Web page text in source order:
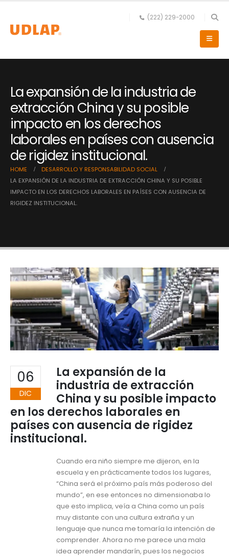
(222) 229-2000
La expansión de la industria de
extracción China y su posible
impacto en los derechos
laborales en países con ausencia
de rigidez institucional.
HOME
DESARROLLO Y RESPONSABILIDAD SOCIAL
LA EXPANSIÓN DE LA INDUSTRIA DE EXTRACCIÓN CHINA Y SU POSIBLE
IMPACTO EN LOS DERECHOS LABORALES EN PAÍSES CON AUSENCIA DE
RIGIDEZ INSTITUCIONAL.
06
DIC
La expansión de la
industria de extracción
China y su posible impacto
en los derechos laborales en
países con ausencia de rigidez
institucional.
Cuando era niño siempre me dijeron, en la
escuela y en prácticamente todos los lugares,
“China será el próximo país más poderoso del
mundo”, en ese entonces no dimensionaba lo
que esto implica, veía a China como un país
muy distante con una cultura extraña y un
lenguaje que nunca me tomaría la intención de
comprender. Ahora no me parece una mala
idea aprender mandarín, pues los negocios